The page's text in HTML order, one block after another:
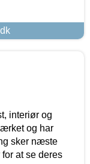
interiør og
og har
sker næste
at se deres